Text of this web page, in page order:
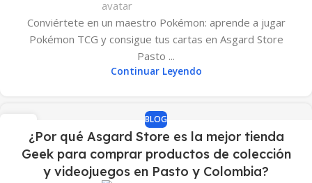
Conviértete en un maestro Pokémon: aprende a jugar
Pokémon TCG y consigue tus cartas en Asgard Store
Pasto ...
Continuar Leyendo
BLOG
¿Por qué Asgard Store es la mejor tienda
Geek para comprar productos de colección
y videojuegos en Pasto y Colombia?